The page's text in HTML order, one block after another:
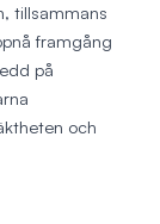
tillsammans
framgång
på
och